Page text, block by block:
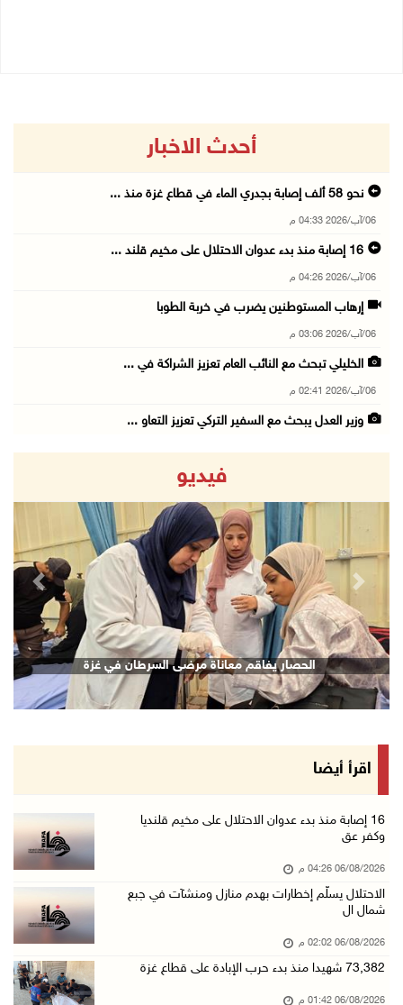
أحدث الاخبار
نحو 58 ألف إصابة بجدري الماء في قطاع غزة منذ ...
06/آب/2026 04:33 م
16 إصابة منذ بدء عدوان الاحتلال على مخيم قلند ...
06/آب/2026 04:26 م
إرهاب المستوطنين يضرب في خربة الطوبا
06/آب/2026 03:06 م
الخليلي تبحث مع النائب العام تعزيز الشراكة في ...
06/آب/2026 02:41 م
وزير العدل يبحث مع السفير التركي تعزيز التعاو ...
سلطة النقد: ارتفاع نسبة الشمول المالي في فلسط ...
06/آب/2026 02:31 م
"فتح": عدوان الاحتلال على مخيّم قلنديا لن ينا ...
06/آب/2026 02:28 م
وزراء خارجية 8 دول عربية وإسلامية يدينون الان ...
الاحتلال يسلّم إخطارات بهدم منازل ومنشآت في ج ...
06/آب/2026 02:02 م
افتتاح سوق الباذنجان البتيري السنوي في بتير غ ...
"إبداع المعلم" و"التربية" يطلقان دورة في التع ...
73,382 شهيدا منذ بدء حرب الإبادة على قطاع غزة
سفارة فلسطين في عُمان تكرم الطلبة المتفوقين م ...
06/آب/2026 01:36 م
الحسيني يبحث مع ممثلة الهند لدى دولة فلسطين ت ...
فيديو
الحصار يفاقم معاناة مرضى السرطان في غزة
Next
اقرأ أيضا
16 إصابة منذ بدء عدوان الاحتلال على مخيم قلنديا
وكفر عق
06/08/2026 04:26 م
الاحتلال يسلّم إخطارات بهدم منازل ومنشآت في جبع
شمال ال
06/08/2026 02:02 م
73,382 شهيدا منذ بدء حرب الإبادة على قطاع غزة
06/08/2026 01:42 م